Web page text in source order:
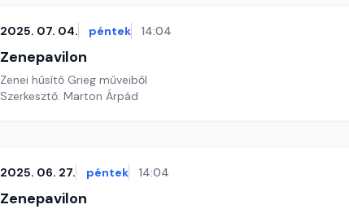
2025. 07. 04. péntek 14:04
Zenepavilon
Zenei hűsítő Grieg műveiből
Szerkesztő: Marton Árpád
2025. 06. 27. péntek 14:04
Zenepavilon